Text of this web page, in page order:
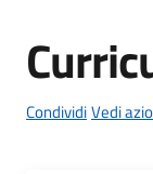
Servizi
Vivere
CondividiVedi